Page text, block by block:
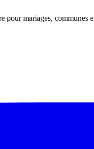
mariages, communes